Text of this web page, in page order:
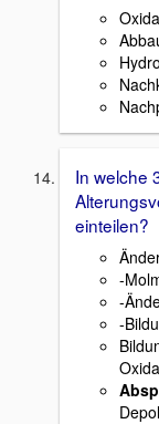
In welche
einteilen?
-
-
-